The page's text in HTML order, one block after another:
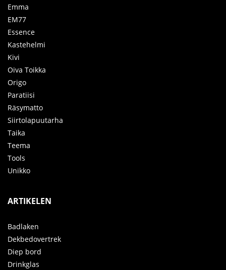
Emma
EM77
Essence
Kastehelmi
Kivi
Oiva Toikka
Origo
Paratiisi
Räsymatto
Siirtolapuutarha
Taika
Teema
Tools
Unikko
ARTIKELEN
Badlaken
Dekbedovertrek
Diep bord
Drinkglas